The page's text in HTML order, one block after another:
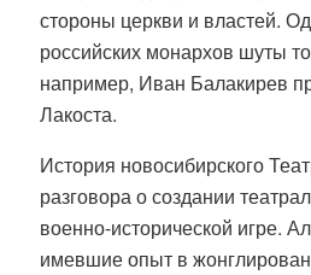
стороны церкви и властей.
российских монархов шуты
например, Иван Балакирев
Лакоста.
История новосибирского
разговора о создании
военно-исторической игре.
имевшие опыт в